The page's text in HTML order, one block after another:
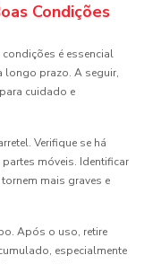
Condições
é essencial
longo prazo. A seguir,
cuidado e
Verifique se há
móveis. Identificar
mais graves e
Após o uso, retire
especialmente